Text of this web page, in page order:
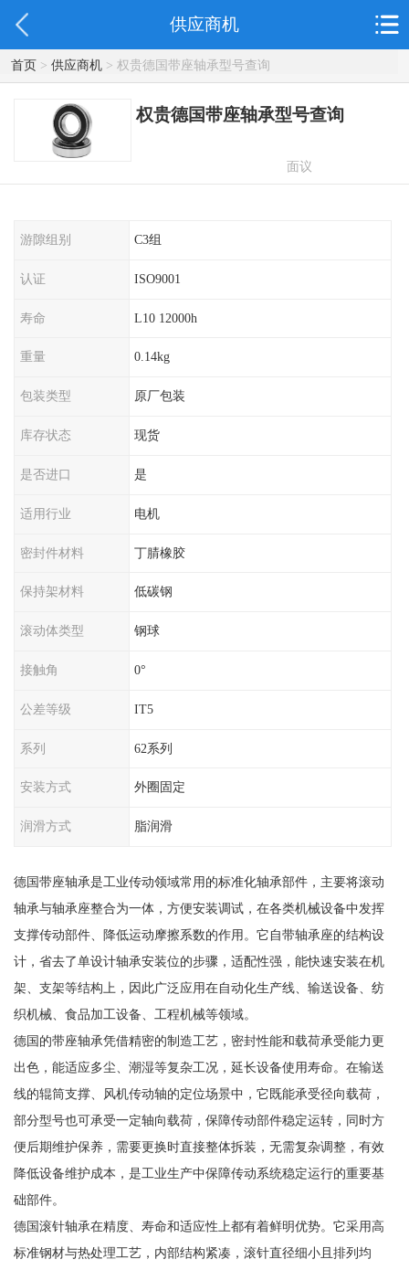
供应商机
首页> 供应商机> 权贵德国带座轴承型号查询
权贵德国带座轴承型号查询
面议
游隙组别 C3组
认证 ISO9001
寿命 L10 12000h
重量 0.14kg
包装类型 原厂包装
库存状态 现货
是否进口 是
适用行业 电机
密封件材料 丁腈橡胶
保持架材料 低碳钢
滚动体类型 钢球
接触角 0°
公差等级 IT5
系列 62系列
安装方式 外圈固定
润滑方式 脂润滑
德国带座轴承是工业传动领域常用的标准化轴承部件，主要将滚动
轴承与轴承座整合为一体，方便安装调试，在各类机械设备中发挥
支撑传动部件、降低运动摩擦系数的作用。它自带轴承座的结构设
计，省去了单设计轴承安装位的步骤，适配性强，能快速安装在机
架、支架等结构上，因此广泛应用在自动化生产线、输送设备、纺
织机械、食品加工设备、工程机械等领域。
德国的带座轴承凭借精密的制造工艺，密封性能和载荷承受能力更
出色，能适应多尘、潮湿等复杂工况，延长设备使用寿命。在输送
线的辊筒支撑、风机传动轴的定位场景中，它既能承受径向载荷，
部分型号也可承受一定轴向载荷，保障传动部件稳定运转，同时方
便后期维护保养，需要更换时直接整体拆装，无需复杂调整，有效
降低设备维护成本，是工业生产中保障传动系统稳定运行的重要基
础部件。
德国滚针轴承在精度、寿命和适应性上都有着鲜明优势。它采用高
标准钢材与热处理工艺，内部结构紧凑，滚针直径细小且排列均